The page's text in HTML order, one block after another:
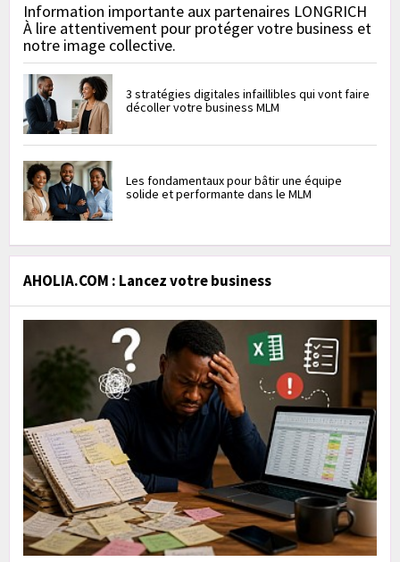
Information importante aux partenaires LONGRICH
À lire attentivement pour protéger votre business et
notre image collective.
3 stratégies digitales infaillibles qui vont faire
décoller votre business MLM
Les fondamentaux pour bâtir une équipe
solide et performante dans le MLM
AHOLIA.COM : Lancez votre business